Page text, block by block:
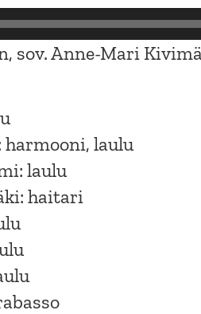
sov. Anne-Mari
laulu
laulu
haitari